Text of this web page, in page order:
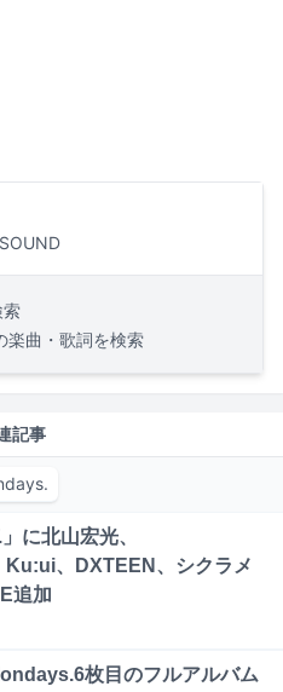
索
楽曲・歌詞を検索
記事
に北山宏光、
、DXTEEN、シクラメ
追加
枚目のフルアルバム